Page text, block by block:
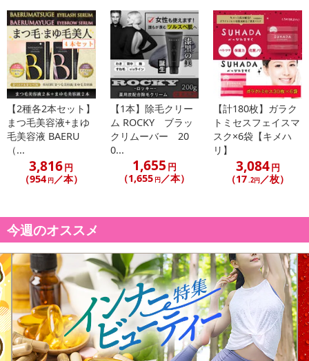
※予約商品は決済手段ごとに定められた決済期限日にお支払いを完
了することがございます。ご了承いただいたうえでお申し込みくだ
さい。
【配送伝票番号について】
※配送形態がメール便の商品については、商品の発送完了後、配送
伝票番号がマイページに表示されない場合もございます。
【配送日時の指定について】
※配送日時の指定が可能な商品の場合、商品によってご指定できる
配送日、配送時間が異なる可能性がございます。
カート機能をご利用の場合は、配送日時指定をご利用いただけませ
発送日カレンダー
【2種各2本セット】
まつ毛美容液+まゆ
毛美容液 BAERU
（...
3,816円
（954 円／本）
【1本】除毛クリー
ム ROCKY ブラッ
クリムーバー 20
0...
1,655 円
（1,655 円／本）
【計180枚】ガラク
トミセスフェイスマ
スク×6袋【キメハ
リ】
3,084円
（17.2円／枚）
今週のオススメ